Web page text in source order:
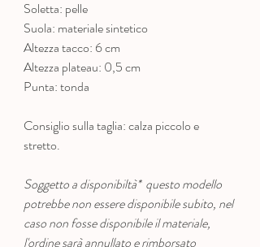
Soletta: pelle
Suola: materiale sintetico
Altezza tacco: 6 cm
Altezza plateau: 0,5 cm
Punta: tonda
Consiglio sulla taglia: calza piccolo e
stretto.
Soggetto a disponibiltà* questo modello
potrebbe non essere disponibile subito, nel
caso non fosse disponibile il materiale,
l'ordine sarà annullato e rimborsato